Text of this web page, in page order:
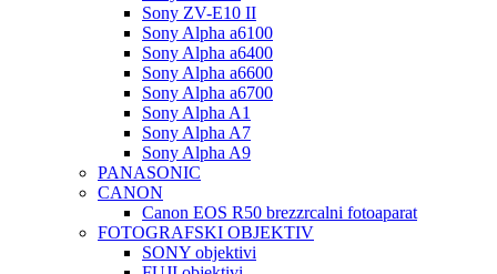
Sony ZV-E10 II
Sony Alpha a6100
Sony Alpha a6400
Sony Alpha a6600
Sony Alpha a6700
Sony Alpha A1
Sony Alpha A7
Sony Alpha A9
PANASONIC
CANON
Canon EOS R50 brezzrcalni fotoaparat
FOTOGRAFSKI OBJEKTIV
SONY objektivi